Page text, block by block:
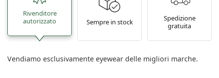
Rivenditore
autorizzato
Sempre in stock
Spedizione
gratuita
Vendiamo esclusivamente eyewear delle migliori marche.